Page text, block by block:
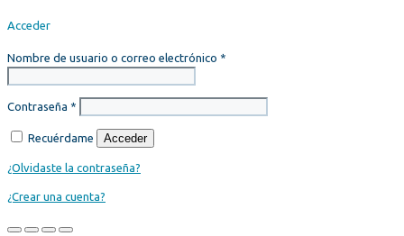
Acceder
Nombre de usuario o correo electrónico *
Contraseña *
Recuérdame Acceder
¿Olvidaste la contraseña?
¿Crear una cuenta?